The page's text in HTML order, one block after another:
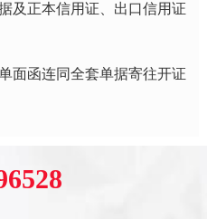
正本信用证、出口信用证
函连同全套单据寄往开证